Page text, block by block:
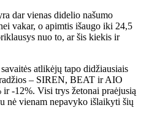
dar vienas didelio našumo
vakar, o apimtis išaugo iki 24,5
nuo to, ar šis kiekis ir
atlikėjų tapo didžiausiais
– SIREN, BEAT ir AIO
-12%. Visi trys žetonai praėjusią
nė vienam nepavyko išlaikyti šių